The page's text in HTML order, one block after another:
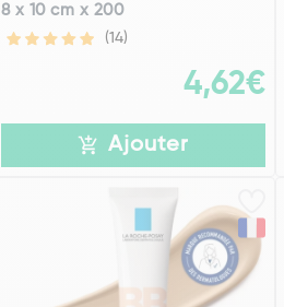
8 x 10 cm x 200
(14)
4,62€
Ajouter